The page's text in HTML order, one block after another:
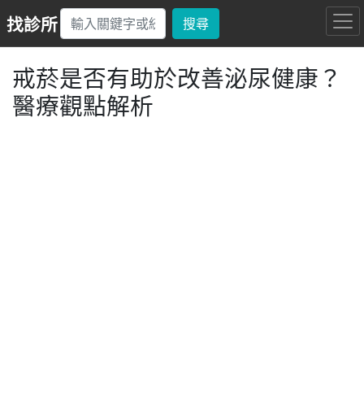
找診所 搜尋
戒菸是否有助於改善泌尿健康？
醫療觀點解析